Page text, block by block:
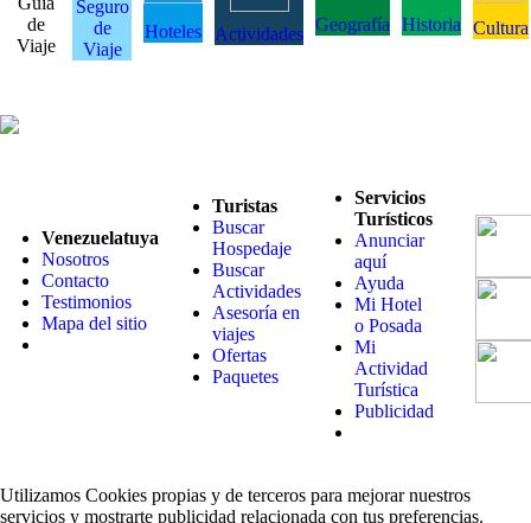
de
Viaje
Seguro
de
Viaje
Hoteles Actividades Geografía Historia Cultura
Venezuelatuya
Nosotros
Contacto
Testimonios
Mapa del sitio
Turistas
Buscar
Hospedaje
Buscar
Actividades
Asesoría en
viajes
Ofertas
Paquetes
Servicios
Turísticos
Anunciar
aquí
Ayuda
Mi Hotel
o Posada
Mi
Actividad
Turística
Publicidad
Utilizamos Cookies propias y de terceros para mejorar nuestros
servicios y mostrarte publicidad relacionada con tus preferencias.